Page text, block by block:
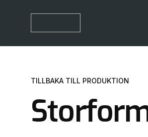
TILLBAKA TILL PRODUKTION